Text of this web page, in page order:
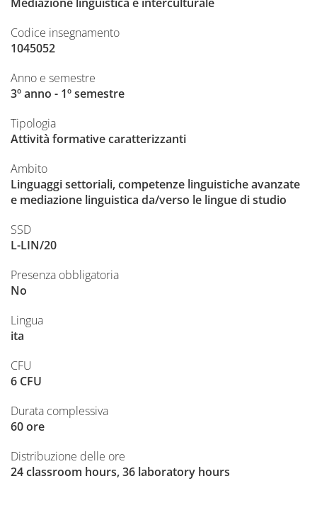
Codice insegnamento
1045052
Anno e semestre
3º anno - 1º semestre
Tipologia
Attività formative caratterizzanti
Ambito
Linguaggi settoriali, competenze linguistiche avanzate
e mediazione linguistica da/verso le lingue di studio
SSD
L-LIN/20
Presenza obbligatoria
No
Lingua
ita
CFU
6 CFU
Durata complessiva
60 ore
Distribuzione delle ore
24 classroom hours, 36 laboratory hours